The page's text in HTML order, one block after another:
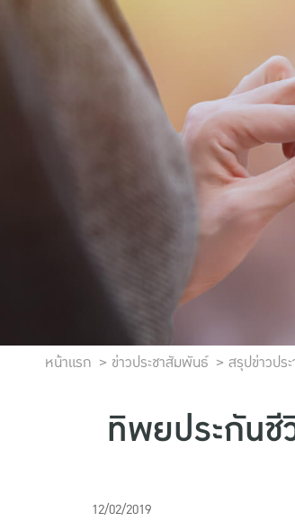
หน้าแรก ข่าวประชาสัมพันธ์ สรุปข่าวปร
ทิพยประกันชี
12/02/2019